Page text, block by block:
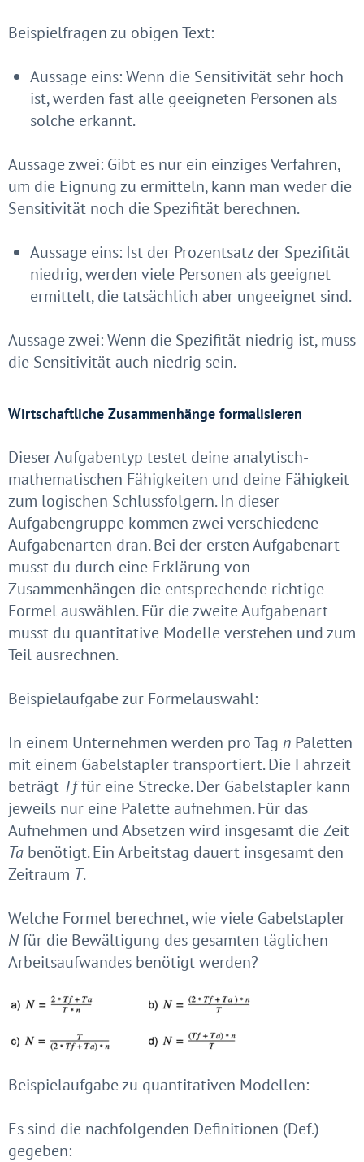
Beispielfragen zu obigen Text:
Aussage eins: Wenn die Sensitivität sehr hoch
ist, werden fast alle geeigneten Personen als
solche erkannt.
Aussage zwei: Gibt es nur ein einziges Verfahren,
um die Eignung zu ermitteln, kann man weder die
Sensitivität noch die Spezifität berechnen.
Aussage eins: Ist der Prozentsatz der Spezifität
niedrig, werden viele Personen als geeignet
ermittelt, die tatsächlich aber ungeeignet sind.
Aussage zwei: Wenn die Spezifität niedrig ist, muss
die Sensitivität auch niedrig sein.
Wirtschaftliche Zusammenhänge formalisieren
Dieser Aufgabentyp testet deine analytisch-
mathematischen Fähigkeiten und deine Fähigkeit
zum logischen Schlussfolgern. In dieser
Aufgabengruppe kommen zwei verschiedene
Aufgabenarten dran. Bei der ersten Aufgabenart
musst du durch eine Erklärung von
Zusammenhängen die entsprechende richtige
Formel auswählen. Für die zweite Aufgabenart
musst du quantitative Modelle verstehen und zum
Teil ausrechnen.
Beispielaufgabe zur Formelauswahl:
In einem Unternehmen werden pro Tag n Paletten
mit einem Gabelstapler transportiert. Die Fahrzeit
beträgt Tffür eine Strecke. Der Gabelstapler kann
jeweils nur eine Palette aufnehmen. Für das
Aufnehmen und Absetzen wird insgesamt die Zeit
Ta benötigt. Ein Arbeitstag dauert insgesamt den
Zeitraum T.
Welche Formel berechnet, wie viele Gabelstapler
Nfür die Bewältigung des gesamten täglichen
Arbeitsaufwandes benötigt werden?
Beispielaufgabe zu quantitativen Modellen:
Es sind die nachfolgenden Definitionen (Def.)
gegeben: